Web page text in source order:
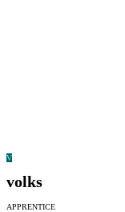
V
volks
APPRENTICE